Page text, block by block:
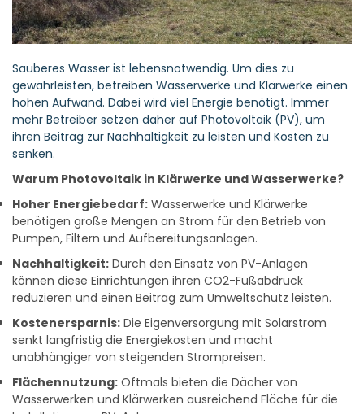
Sauberes Wasser ist lebensnotwendig. Um dies zu
gewährleisten, betreiben Wasserwerke und Klärwerke einen
hohen Aufwand. Dabei wird viel Energie benötigt. Immer
mehr Betreiber setzen daher auf Photovoltaik (PV), um
ihren Beitrag zur Nachhaltigkeit zu leisten und Kosten zu
senken.
Warum Photovoltaik in Klärwerke und Wasserwerke?
Hoher Energiebedarf: Wasserwerke und Klärwerke
benötigen große Mengen an Strom für den Betrieb von
Pumpen, Filtern und Aufbereitungsanlagen.
Nachhaltigkeit: Durch den Einsatz von PV-Anlagen
können diese Einrichtungen ihren CO2-Fußabdruck
reduzieren und einen Beitrag zum Umweltschutz leisten.
Kostenersparnis: Die Eigenversorgung mit Solarstrom
senkt langfristig die Energiekosten und macht
unabhängiger von steigenden Strompreisen.
Flächennutzung: Oftmals bieten die Dächer von
Wasserwerken und Klärwerken ausreichend Fläche für die